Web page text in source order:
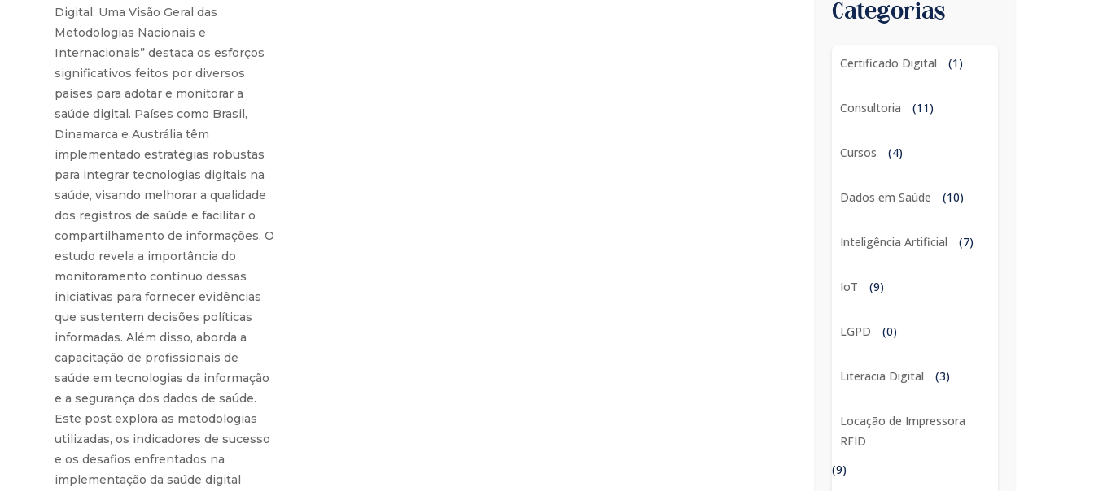
Digital: Uma Visão Geral das
Metodologias Nacionais e
Internacionais” destaca os esforços
significativos feitos por diversos
países para adotar e monitorar a
saúde digital. Países como Brasil,
Dinamarca e Austrália têm
implementado estratégias robustas
para integrar tecnologias digitais na
saúde, visando melhorar a qualidade
dos registros de saúde e facilitar o
compartilhamento de informações. O
estudo revela a importância do
monitoramento contínuo dessas
iniciativas para fornecer evidências
que sustentem decisões políticas
informadas. Além disso, aborda a
capacitação de profissionais de
saúde em tecnologias da informação
e a segurança dos dados de saúde.
Este post explora as metodologias
utilizadas, os indicadores de sucesso
e os desafios enfrentados na
implementação da saúde digital
Categorias
Certificado Digital (1)
Consultoria (11)
Cursos (4)
Dados em Saúde (10)
Inteligência Artificial (7)
IoT (9)
LGPD (0)
Literacia Digital (3)
Locação de Impressora
RFID
(9)